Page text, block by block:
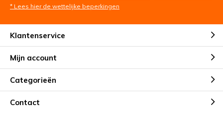
* Lees hier de wettelijke beperkingen
Klantenservice
Mijn account
Categorieën
Contact